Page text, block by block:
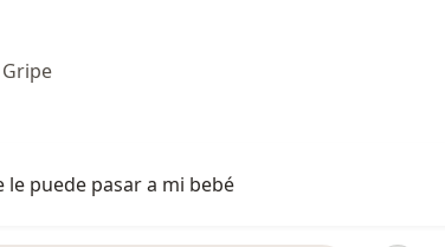
puede pasar a mi bebé